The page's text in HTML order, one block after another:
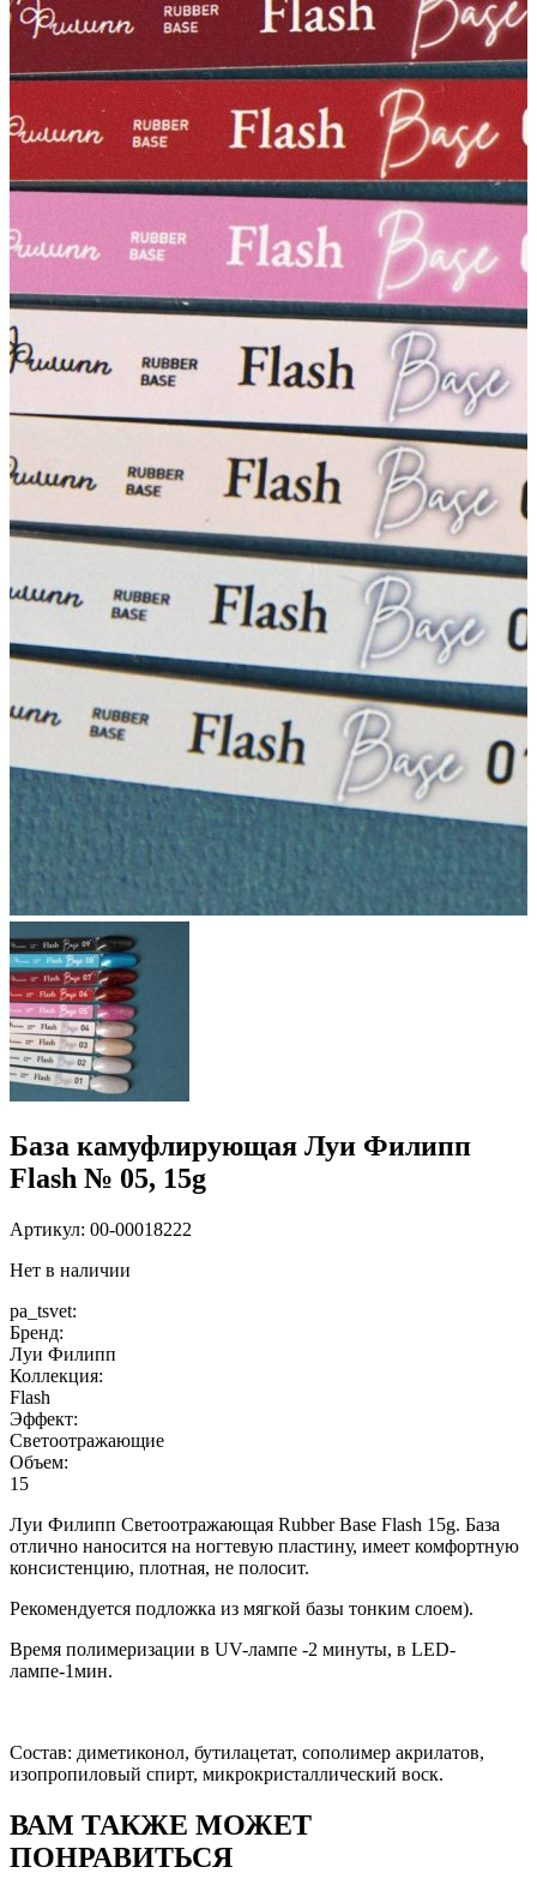
База камуфлирующая Луи Филипп
Flash № 05, 15g
Артикул: 00-00018222
Нет в наличии
pa_tsvet:
Бренд:
Луи Филипп
Коллекция:
Flash
Эффект:
Светоотражающие
Объем:
15
Луи Филипп Светоотражающая Rubber Base Flash 15g. База
отлично наносится на ногтевую пластину, имеет комфортную
консистенцию, плотная, не полосит.
Рекомендуется подложка из мягкой базы тонким слоем).
Время полимеризации в UV-лампе -2 минуты, в LED-
лампе-1мин.
Состав: диметиконол, бутилацетат, сополимер акрилатов,
изопропиловый спирт, микрокристаллический воск.
ВАМ ТАКЖЕ МОЖЕТ
ПОНРАВИТЬСЯ